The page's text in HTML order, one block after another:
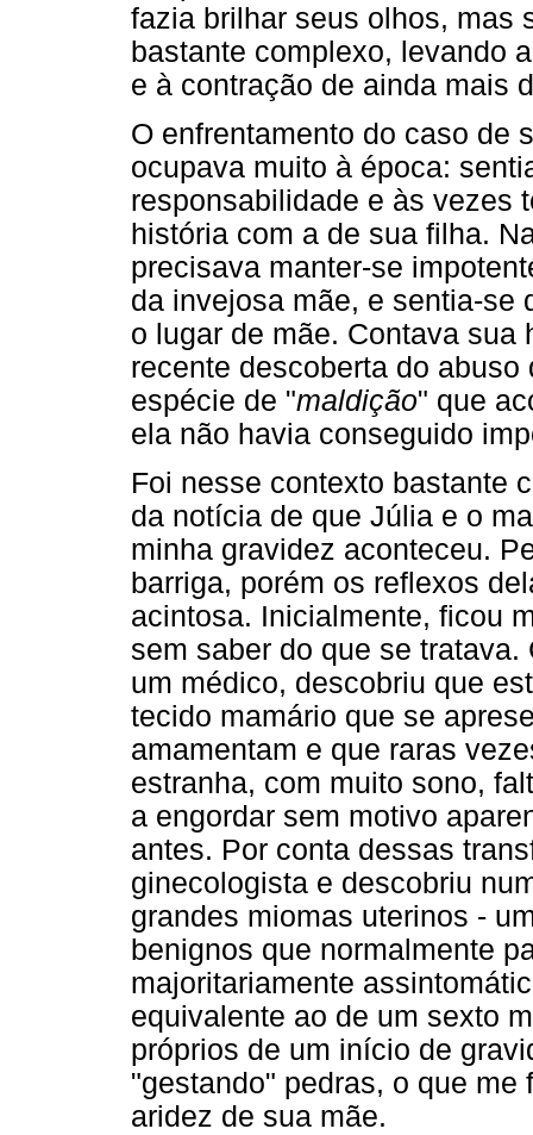
fazia brilhar seus olhos, mas
bastante complexo, levando
e à contração de ainda mais
O enfrentamento do caso de
ocupava muito à época:
responsabilidade e às vezes
história com a de sua filha.
precisava manter-se
da invejosa mãe, e sentia-se
o lugar de mãe. Contava sua
recente descoberta do
espécie de "maldição" que
ela não havia conseguido
Foi nesse contexto bastante
da notícia de que Júlia e o
minha gravidez aconteceu.
barriga, porém os reflexos
acintosa. Inicialmente, ficou
sem saber do que se
um médico, descobriu que
tecido mamário que se
amamentam e que raras
estranha, com muito sono,
a engordar sem motivo
antes. Por conta dessas
ginecologista e descobriu
grandes miomas uterinos -
benignos que normalmente
majoritariamente
equivalente ao de um sexto
próprios de um início de
"gestando" pedras, o que
aridez de sua mãe.